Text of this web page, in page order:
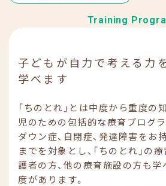
子どもが自力で考える力
学べます
「ちのとれ」とは中度から重度の
児のための包括的な療育プログラ
ダウン症、自閉症、発達障害をお
までを対象とし、「ちのとれ」の
護者の方、他の療育施設の方も
度があります。